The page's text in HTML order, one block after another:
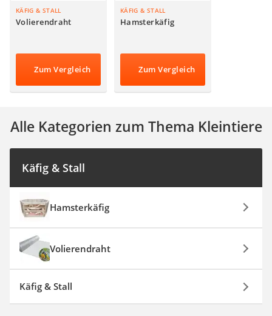
KÄFIG & STALL
Volierendraht
Zum Vergleich
KÄFIG & STALL
Hamsterkäfig
Zum Vergleich
Alle Kategorien zum Thema Kleintiere
Käfig & Stall
Hamsterkäfig
Volierendraht
Käfig & Stall